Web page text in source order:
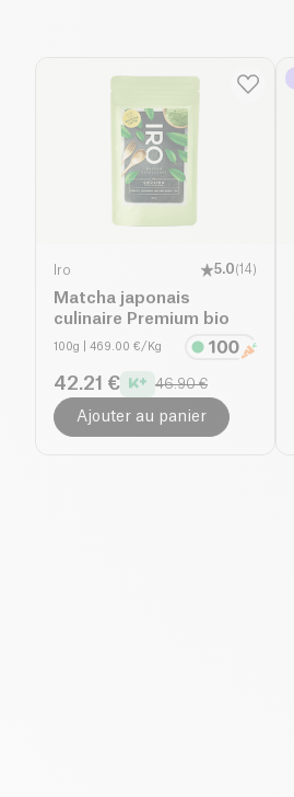
Iro 5.0(14)
Matcha japonais
culinaire Premium bio
100g | 469.00 €/Kg
42.21 € 46.90 €
Ajouter au panier